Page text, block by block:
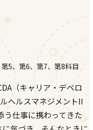
5、第6、第7、第8科目
（キャリア・デベロ
ヘルスマネジメントII
う仕事に携わってきた